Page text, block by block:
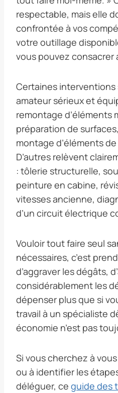
respectable, mais elle
confrontée à vos
votre outillage
vous pouvez consacrer
Certaines interventions
amateur sérieux et
remontage d’éléments
préparation de
montage d’éléments
D’autres relèvent
: tôlerie structurelle,
peinture en cabine,
vitesses ancienne,
d’un circuit électrique
Vouloir tout faire seul
nécessaires, c’est
d’aggraver les dégâts,
considérablement les
dépenser plus que si
travail à un spécialiste
économie n’est pas
Si vous cherchez à
ou à identifier les
déléguer, ce guide des